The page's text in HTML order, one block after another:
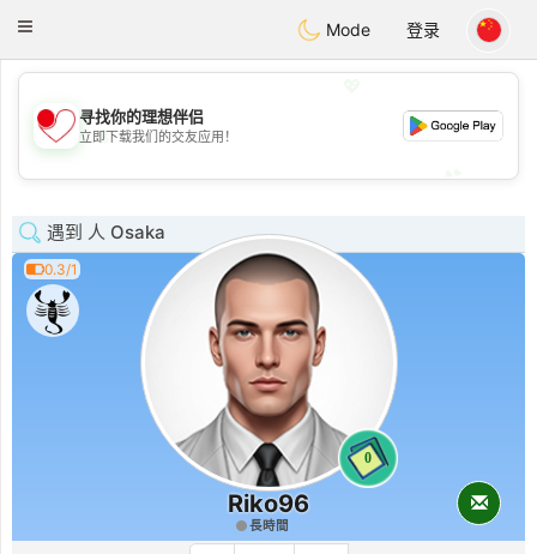
Chat
Toggle
Mode 登录
💖
💕
寻找你的理想伴侣
立即下载我们的交友应用！
遇到 人 Osaka
0.3/1
0
Riko96
長時間